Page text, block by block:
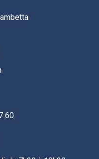
60